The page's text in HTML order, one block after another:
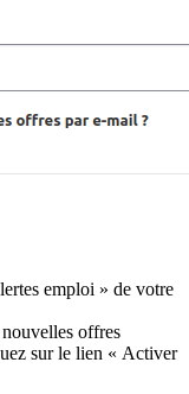
emploi » de votre
offres
sur le lien « Activer